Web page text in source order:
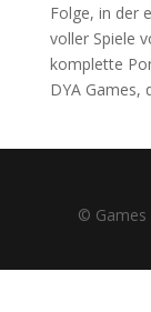
Folge, in der
voller Spiele
komplette
DYA Games,
©